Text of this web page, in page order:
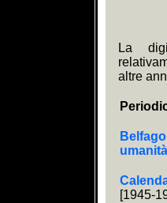
La
altre
umanità
[1945-